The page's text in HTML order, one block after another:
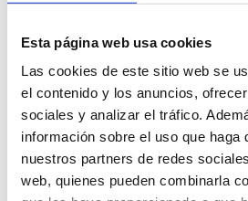
Esta página web usa cookies
Las cookies de este sitio web se
el contenido y los anuncios,
sociales y analizar el tráfico.
información sobre el uso que haga
nuestros partners de redes
web, quienes pueden combinarla
26 mayo, 2023
Generador de ozono = aire